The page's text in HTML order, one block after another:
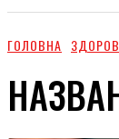
ГОЛОВНА